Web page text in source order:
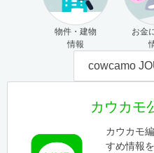
物件・建物
情報
お金
cowcamo
カウカモ
カウカモ
すめ情報